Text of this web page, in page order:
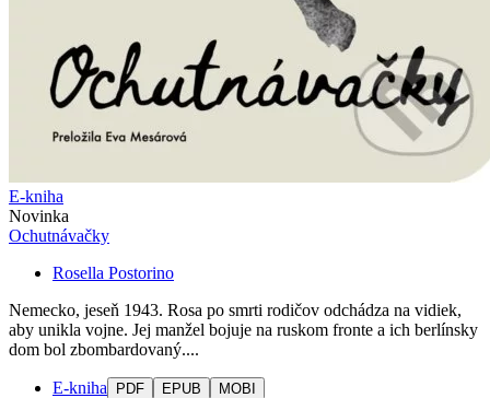
E-kniha
Novinka
Ochutnávačky
Rosella Postorino
Nemecko, jeseň 1943. Rosa po smrti rodičov odchádza na vidiek,
aby unikla vojne. Jej manžel bojuje na ruskom fronte a ich berlínsky
dom bol zbombardovaný....
E-kniha PDF EPUB MOBI